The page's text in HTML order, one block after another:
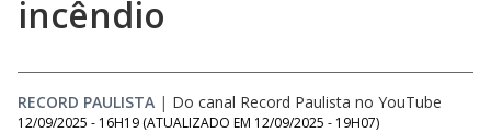
incêndio
RECORD PAULISTA | Do canal Record Paulista no YouTube
12/09/2025 - 16H19 (ATUALIZADO EM 12/09/2025 - 19H07)